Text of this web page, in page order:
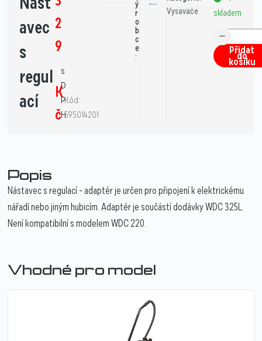
avec
s
regul
ací
2
9
K
č
s
D
P
H
Kód:
595014201
ý
r
o
b
c
e
:
Vysavače
skladem
Přidat
do
košíku
Popis
Nástavec s regulací - adaptér je určen pro připojení k elektrickému
nářadí nebo jiným hubicím. Adaptér je součástí dodávky WDC 325L.
Není kompatibilní s modelem WDC 220.
Vhodné pro model